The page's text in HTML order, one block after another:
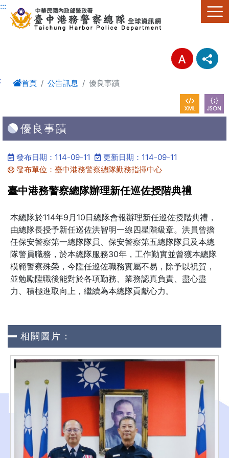
進入內容區塊
:::
首頁 公告訊息 優良事蹟
優良事蹟
發布日期：114-09-11
更新日期：114-09-11
發布單位：臺中港務警察總隊勤務指揮中心
臺中港務警察總隊辦理新任巡佐授階典禮
本總隊於114年9月10日總隊會報辦理新任巡佐授階典禮，
由總隊長授予新任巡佐洪智明一線四星階級章。洪員曾擔
任保安警察第一總隊隊員、保安警察第五總隊隊員及本總
隊警員職務，於本總隊服務30年，工作勤實並曾獲本總隊
模範警察殊榮，今陞任巡佐職務實屬不易，除予以祝賀，
並勉勵陞職後能對於各項勤務、業務認真負責、盡心盡
力、積極進取向上，繼續為本總隊貢獻心力。
相關圖片：